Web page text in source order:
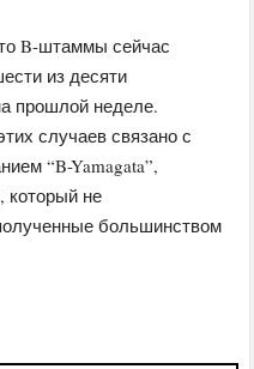
B-штаммы сейчас
из десяти
прошлой неделе.
случаев связано с
“B-Yamagata”,
который не
большинством